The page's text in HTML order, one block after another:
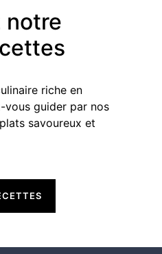
notre
riche en
vous guider par nos
savoureux et